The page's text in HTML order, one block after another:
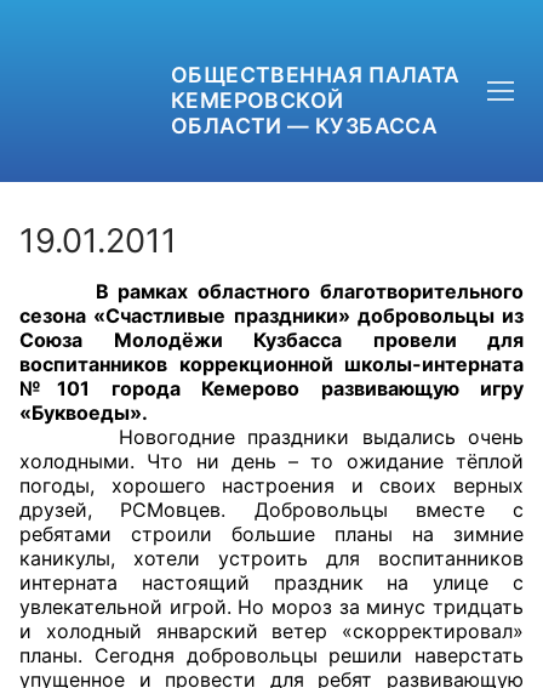
ОБЩЕСТВЕННАЯ ПАЛАТА
КЕМЕРОВСКОЙ
ОБЛАСТИ — КУЗБАССА
+7 (3842) 58-82-40
OPKO42@BK.RU
Главная
Общественные советы
19.01.2011
В рамках областного благотворительного
сезона «Счастливые праздники» добровольцы из
Союза Молодёжи Кузбасса провели для
воспитанников коррекционной школы-интерната
№101 города Кемерово развивающую игру
«Буквоеды».
Новогодние праздники выдались очень
холодными. Что ни день – то ожидание тёплой
погоды, хорошего настроения и своих верных
друзей, РСМовцев. Добровольцы вместе с
ребятами строили большие планы на зимние
каникулы, хотели устроить для воспитанников
интерната настоящий праздник на улице с
увлекательной игрой. Но мороз за минус тридцать
и холодный январский ветер «скорректировал»
планы. Сегодня добровольцы решили наверстать
упущенное и провести для ребят развивающую